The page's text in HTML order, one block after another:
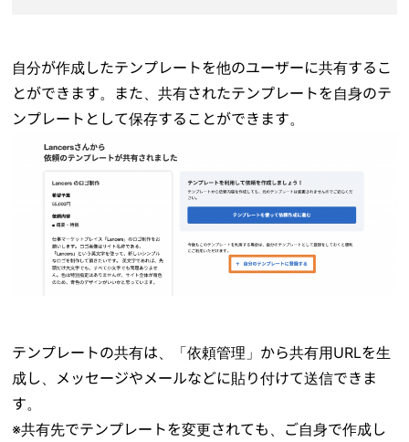
自分が作成したテンプレートを他のユーザーに共有するこ
とができます。また、共有されたテンプレートを自身のテ
ンプレートとして保存することができます。
テンプレートの共有は、「依頼管理」から共有用URLを生
成し、メッセージやメールなどに貼り付けて送信できま
す。
※共有先でテンプレートを変更されても、ご自身で作成し